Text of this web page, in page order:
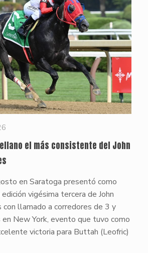
el más consistente del John
en Saratoga presentó como
vigésima tercera de John
llamado a corredores de 3 y
en New York, evento que tuvo como
victoria para Buttah (Leofric)